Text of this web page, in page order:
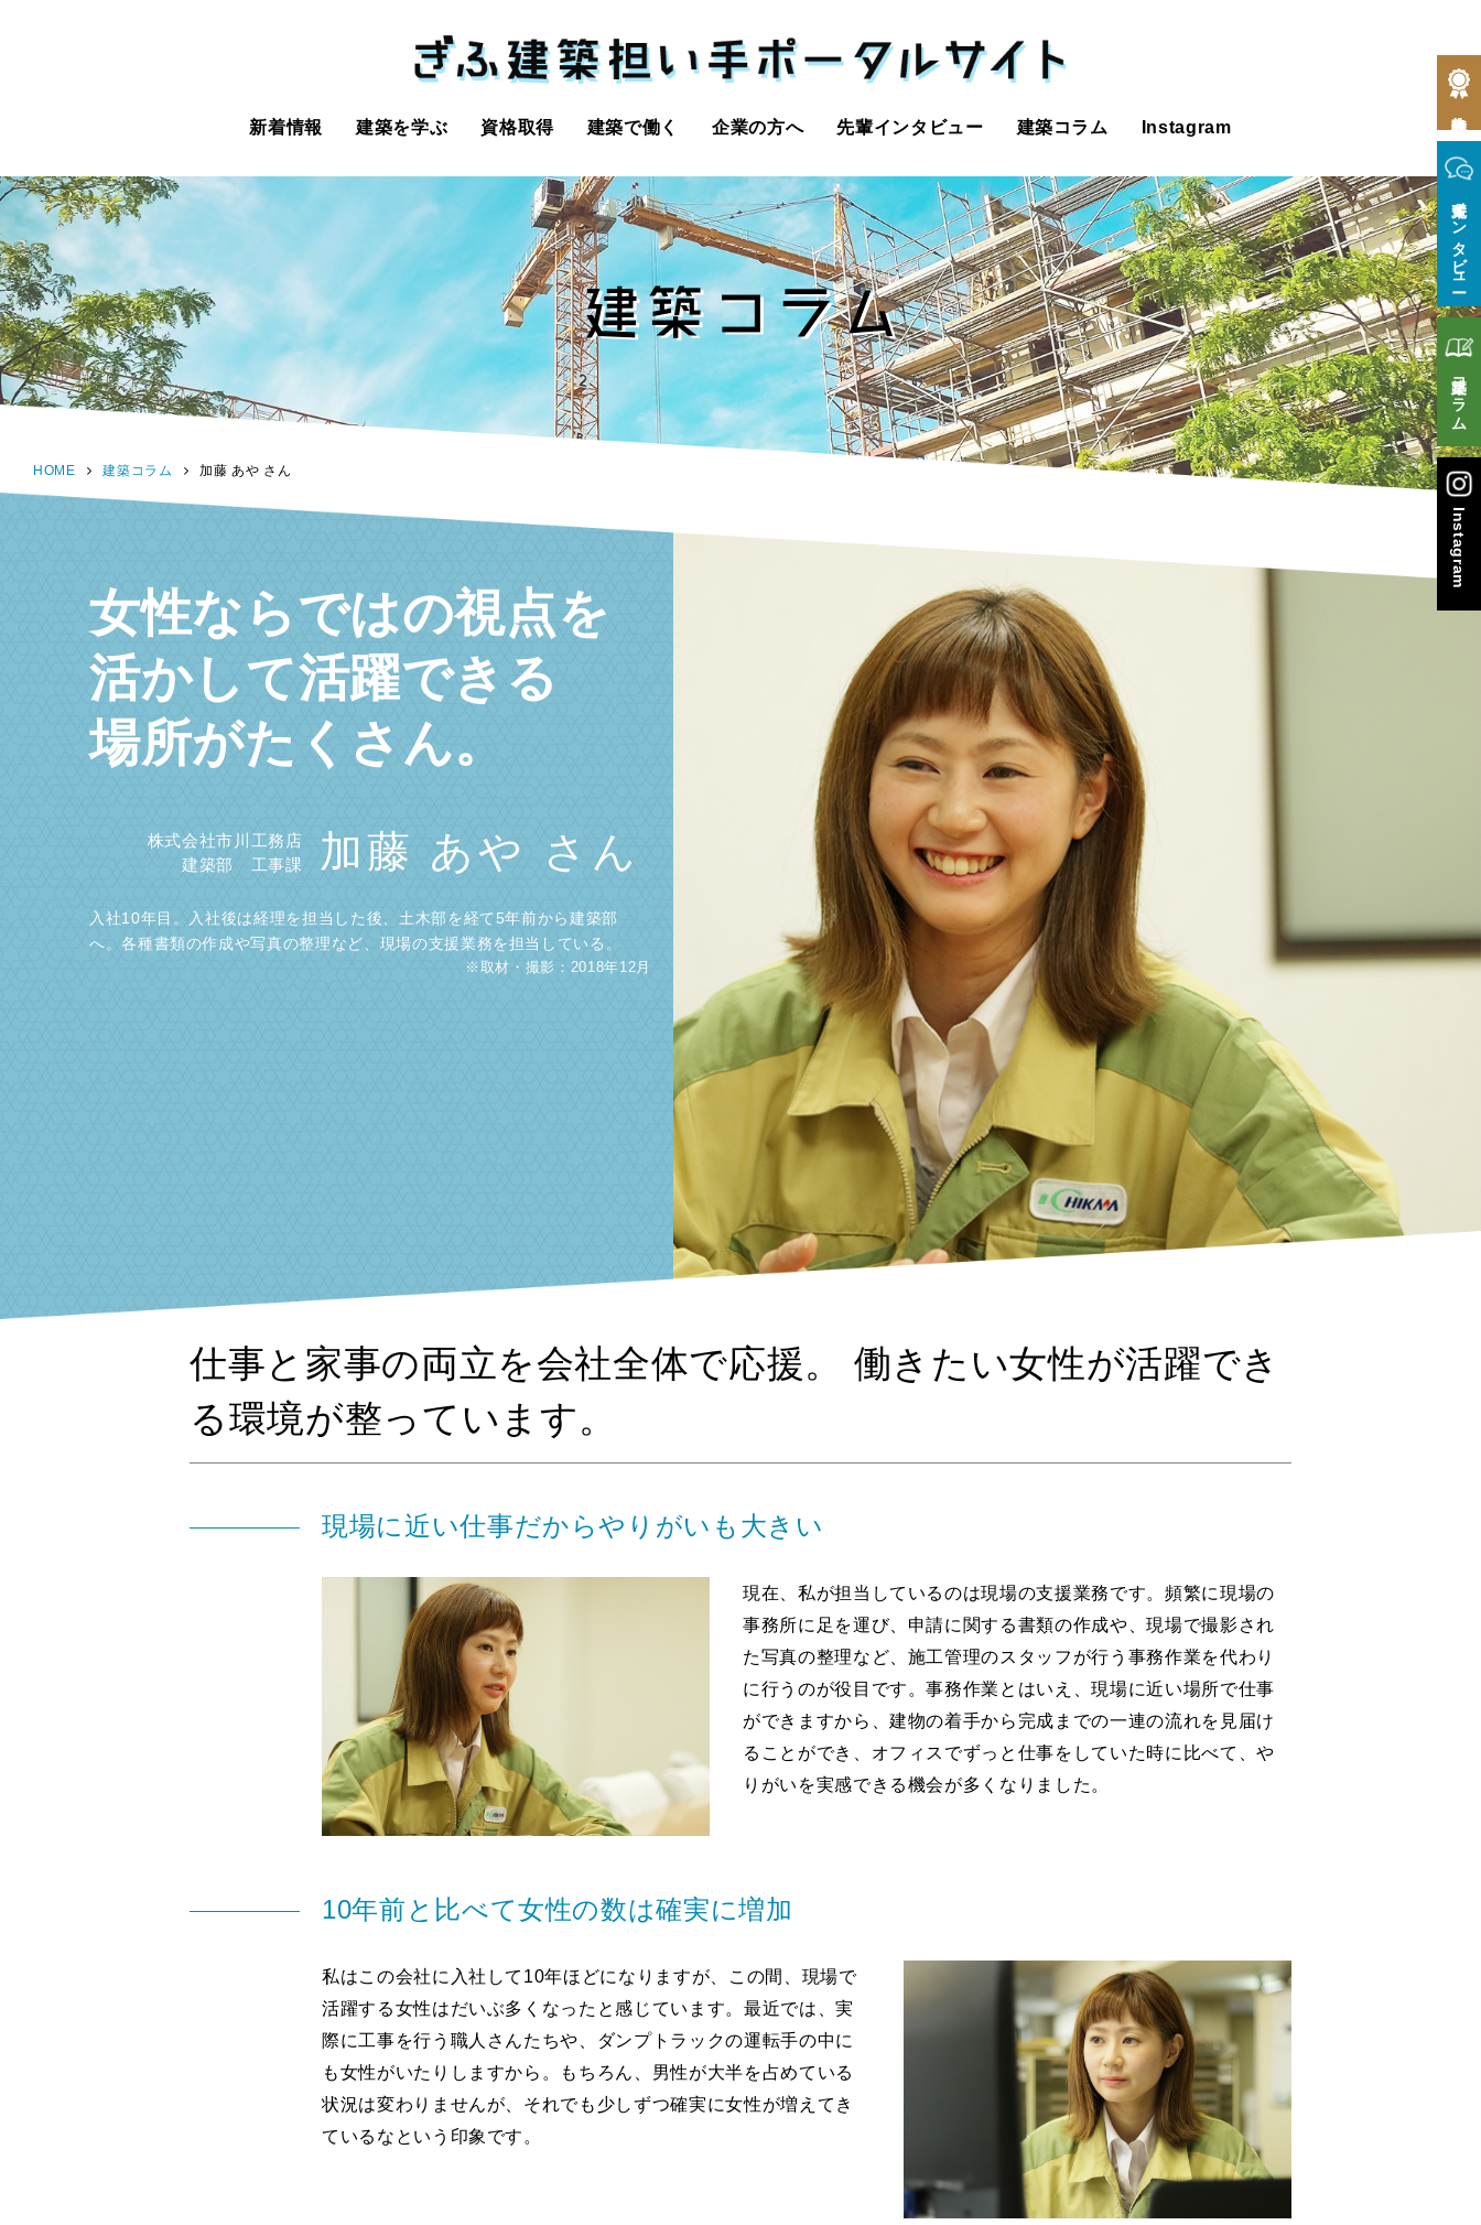
新着情報 建築を学ぶ 資格取得 建築で働く 企業の方へ 先輩インタビュー 建築コラム Instagram
建築コラム
HOME 建築コラム 加藤 あや さん
女性ならではの視点を
活かして活躍できる
場所がたくさん。
株式会社市川工務店
建築部 工事課
加藤 あや さん
入社10年目。入社後は経理を担当した後、土木部を経て5年前から建築部
へ。各種書類の作成や写真の整理など、現場の支援業務を担当している。
※取材・撮影：2018年12月
仕事と家事の両立を会社全体で応援。 働きたい女性が活躍でき
る環境が整っています。
現場に近い仕事だからやりがいも大きい
現在、私が担当しているのは現場の支援業務です。頻繁に現場の
事務所に足を運び、申請に関する書類の作成や、現場で撮影され
た写真の整理など、施工管理のスタッフが行う事務作業を代わり
に行うのが役目です。事務作業とはいえ、現場に近い場所で仕事
ができますから、建物の着手から完成までの一連の流れを見届け
ることができ、オフィスでずっと仕事をしていた時に比べて、や
りがいを実感できる機会が多くなりました。
10年前と比べて女性の数は確実に増加
私はこの会社に入社して10年ほどになりますが、この間、現場で
活躍する女性はだいぶ多くなったと感じています。最近では、実
際に工事を行う職人さんたちや、ダンプトラックの運転手の中に
も女性がいたりしますから。もちろん、男性が大半を占めている
状況は変わりませんが、それでも少しずつ確実に女性が増えてき
ているなという印象です。
先輩インタビュー
建築コラム
Instagram